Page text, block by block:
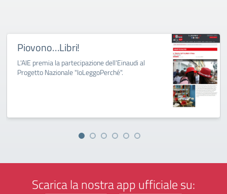
Piovono…Libri!
L'AIE premia la partecipazione dell'Einaudi al
Progetto Nazionale "IoLeggoPerché".
Scarica la nostra app ufficiale su: